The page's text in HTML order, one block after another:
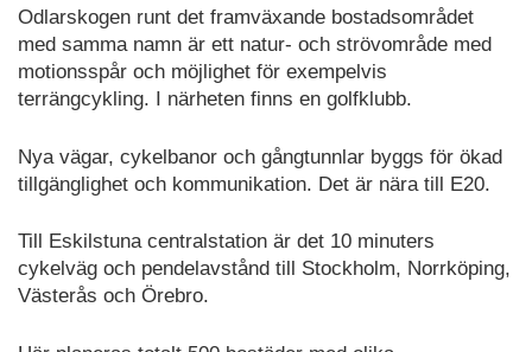
Odlarskogen runt det framväxande bostadsområdet
med samma namn är ett natur- och strövområde med
motionsspår och möjlighet för exempelvis
terrängcykling. I närheten finns en golfklubb.
Nya vägar, cykelbanor och gångtunnlar byggs för ökad
tillgänglighet och kommunikation. Det är nära till E20.
Till Eskilstuna centralstation är det 10 minuters
cykelväg och pendelavstånd till Stockholm, Norrköping,
Västerås och Örebro.